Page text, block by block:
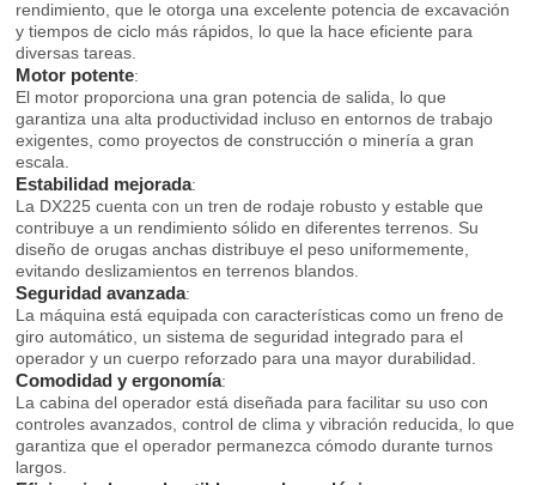
rendimiento, que le otorga una excelente potencia de excavación
y tiempos de ciclo más rápidos, lo que la hace eficiente para
diversas tareas.
Motor potente:
El motor proporciona una gran potencia de salida, lo que
garantiza una alta productividad incluso en entornos de trabajo
exigentes, como proyectos de construcción o minería a gran
escala.
Estabilidad mejorada:
La DX225 cuenta con un tren de rodaje robusto y estable que
contribuye a un rendimiento sólido en diferentes terrenos. Su
diseño de orugas anchas distribuye el peso uniformemente,
evitando deslizamientos en terrenos blandos.
Seguridad avanzada:
La máquina está equipada con características como un freno de
giro automático, un sistema de seguridad integrado para el
operador y un cuerpo reforzado para una mayor durabilidad.
Comodidad y ergonomía:
La cabina del operador está diseñada para facilitar su uso con
controles avanzados, control de clima y vibración reducida, lo que
garantiza que el operador permanezca cómodo durante turnos
largos.